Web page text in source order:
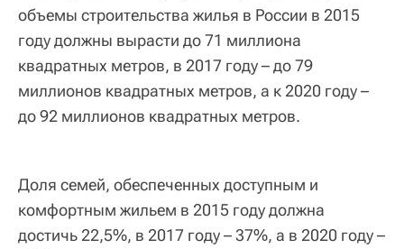
объемы строительства жилья в России в 2015
году должны вырасти до 71 миллиона
квадратных метров, в 2017 году – до 79
миллионов квадратных метров, а к 2020 году –
до 92 миллионов квадратных метров.
Доля семей, обеспеченных доступным и
комфортным жильем в 2015 году должна
достичь 22,5%, в 2017 году – 37%, а в 2020 году –